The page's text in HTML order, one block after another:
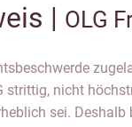
| OLG
strittig, nicht
sei.
geht und